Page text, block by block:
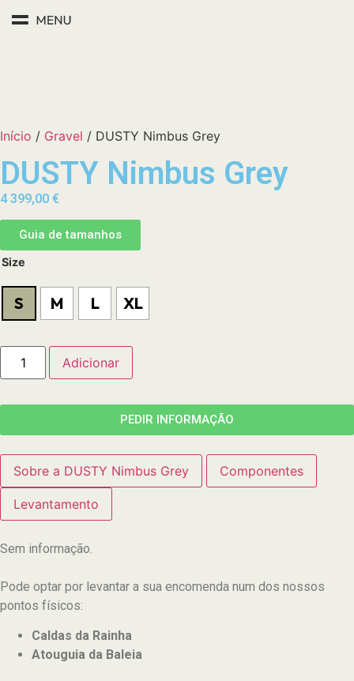
Início / Gravel / DUSTY Nimbus Grey
DUSTY Nimbus Grey
4 399,00 €
Guia de tamanhos
Size
S M L XL
Adicionar
PEDIR INFORMAÇÃO
Sobre a DUSTY Nimbus Grey Componentes
Levantamento
Sem informação.
Pode optar por levantar a sua encomenda num dos nossos
pontos físicos:
Caldas da Rainha
Atouguia da Baleia